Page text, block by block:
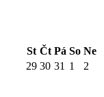
St Čt Pá So Ne
29 30 31 1 2